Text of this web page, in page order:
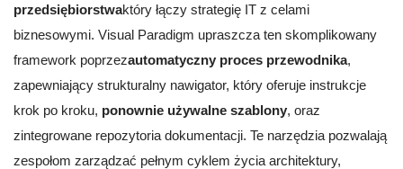
przedsiębiorstwaktóry łączy strategię IT z celami
biznesowymi. Visual Paradigm upraszcza ten skomplikowany
framework poprzezautomatyczny proces przewodnika,
zapewniający strukturalny nawigator, który oferuje instrukcje
krok po kroku, ponownie używalne szablony, oraz
zintegrowane repozytoria dokumentacji. Te narzędzia pozwalają
zespołom zarządzać pełnym cyklem życia architektury,